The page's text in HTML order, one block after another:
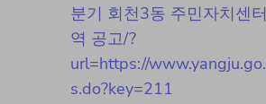
분기 회천3동 주민자치센
역 공고/?
url=https://
s.do?key=211